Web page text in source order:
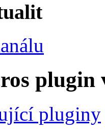
plugin
pluginy